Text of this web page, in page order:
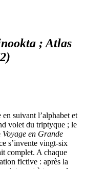
; Atlas
en suivant l’alphabet et
volet du triptyque ; le
Voyage en Grande
s’invente vingt-six
complet. A chaque
fictive : après la